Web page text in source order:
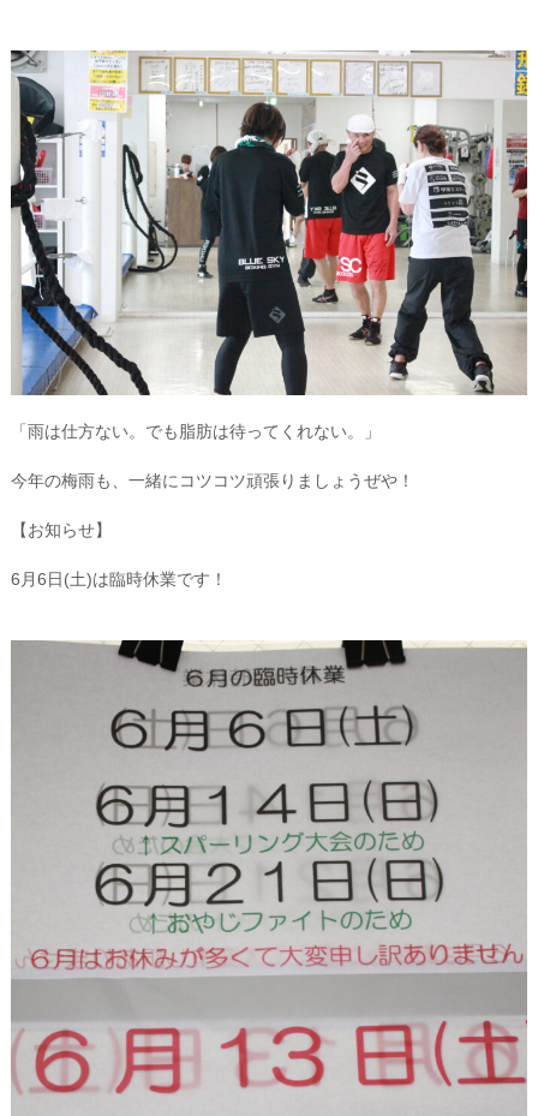
「雨は仕方ない。でも脂肪は待ってくれない。」
今年の梅雨も、一緒にコツコツ頑張りましょうぜや！
【お知らせ】
6月6日(土)は臨時休業です！